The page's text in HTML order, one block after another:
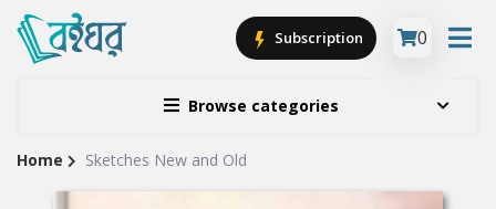
Browse categories
Subscription 0
Site
Home Sketches New and Old